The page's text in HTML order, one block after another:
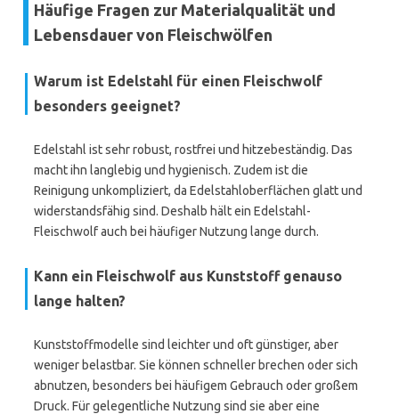
Häufige Fragen zur Materialqualität und
Lebensdauer von Fleischwölfen
Warum ist Edelstahl für einen Fleischwolf
besonders geeignet?
Edelstahl ist sehr robust, rostfrei und hitzebeständig. Das
macht ihn langlebig und hygienisch. Zudem ist die
Reinigung unkompliziert, da Edelstahloberflächen glatt und
widerstandsfähig sind. Deshalb hält ein Edelstahl-
Fleischwolf auch bei häufiger Nutzung lange durch.
Kann ein Fleischwolf aus Kunststoff genauso
lange halten?
Kunststoffmodelle sind leichter und oft günstiger, aber
weniger belastbar. Sie können schneller brechen oder sich
abnutzen, besonders bei häufigem Gebrauch oder großem
Druck. Für gelegentliche Nutzung sind sie aber eine